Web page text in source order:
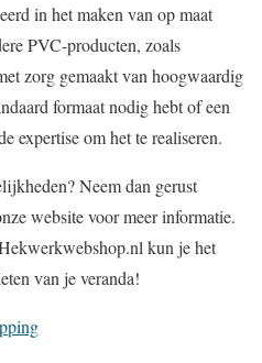
in het maken van op maat
PVC-producten, zoals
zorg gemaakt van hoogwaardig
formaat nodig hebt of een
expertise om het te realiseren.
Neem dan gerust
website voor meer informatie.
kun je het
van je veranda!